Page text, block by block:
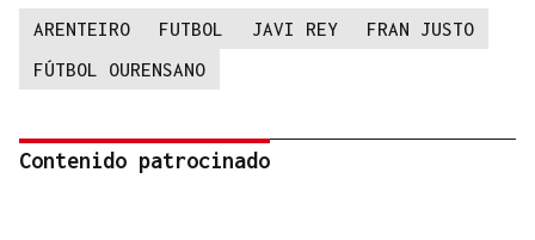
ARENTEIRO FUTBOL JAVI REY
FRAN JUSTO
FÚTBOL OURENSANO
Contenido patrocinado